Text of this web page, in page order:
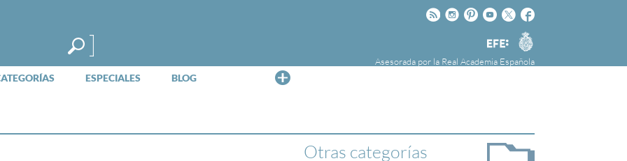
Facebook
Twitter
Youtube
Pinteres
Instagram
Rss
Agencia
EFE
Asesorada por la Real Academia Española
ESPECIALES BLOG
la Agencia Efe y la Real Academia Española,
cuyo objetivo es colaborar con el buen uso del
español en los medios de comunicación y en
Otras categorías